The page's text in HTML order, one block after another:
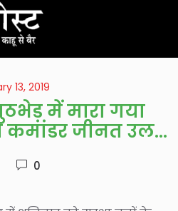
13, 2019
में मारा गया
कमांडर जीनत उल
0